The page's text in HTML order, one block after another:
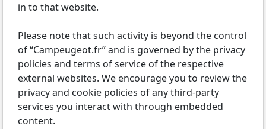
in to that website.
Please note that such activity is beyond the control
of “Campeugeot.fr” and is governed by the privacy
policies and terms of service of the respective
external websites. We encourage you to review the
privacy and cookie policies of any third-party
services you interact with through embedded
content.